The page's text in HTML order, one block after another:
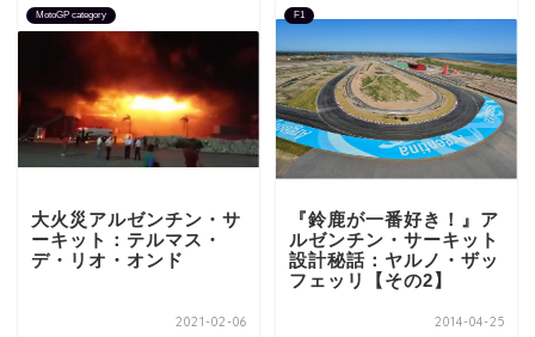
MotoGP category
大火災アルゼンチン・サ
ーキット：テルマス・
デ・リオ・オンド
2021-02-06
F1
『鈴鹿が一番好き！』ア
ルゼンチン・サーキット
設計秘話：ヤルノ・ザッ
フェッリ【その2】
2014-04-25